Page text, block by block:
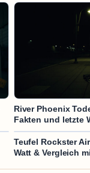
River Phoenix
Fakten und letzte
Teufel Rockster
Watt & Vergleich